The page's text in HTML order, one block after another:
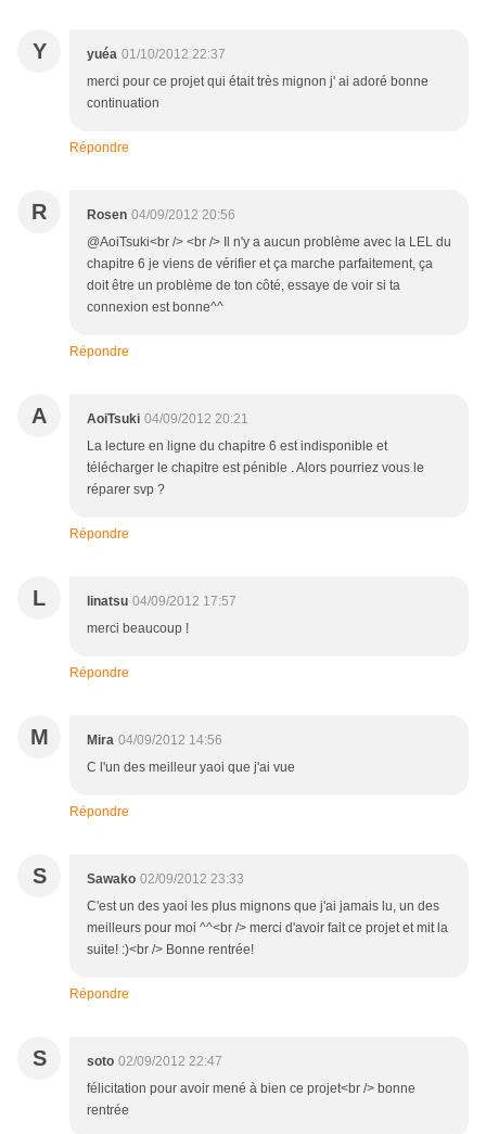
Y yuéa 01/10/2012 22:37
merci pour ce projet qui était très mignon j' ai adoré bonne
continuation
Répondre
R Rosen 04/09/2012 20:56
@AoiTsuki<br /> <br /> Il n'y a aucun problème avec la LEL du
chapitre 6 je viens de vérifier et ça marche parfaitement, ça
doit être un problème de ton côté, essaye de voir si ta
connexion est bonne^^
Répondre
A AoiTsuki 04/09/2012 20:21
La lecture en ligne du chapitre 6 est indisponible et
télécharger le chapitre est pénible . Alors pourriez vous le
réparer svp ?
Répondre
L linatsu 04/09/2012 17:57
merci beaucoup !
Répondre
M Mira 04/09/2012 14:56
C l'un des meilleur yaoi que j'ai vue
Répondre
S Sawako 02/09/2012 23:33
C'est un des yaoi les plus mignons que j'ai jamais lu, un des
meilleurs pour moi ^^<br /> merci d'avoir fait ce projet et mit la
suite! :)<br /> Bonne rentrée!
Répondre
S soto 02/09/2012 22:47
félicitation pour avoir mené à bien ce projet<br /> bonne
rentrée